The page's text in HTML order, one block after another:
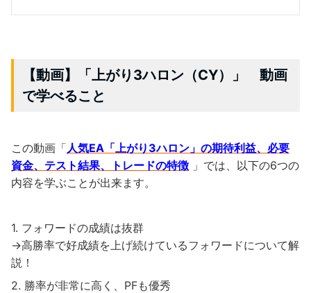
【動画】「上がり3ハロン（CY）」 動画
で学べること
この動画「 人気EA「上がり3ハロン」の期待利益、必要
資金、テスト結果、トレードの特徴 」では、以下の6つの
内容を学ぶことが出来ます。
フォワードの成績は抜群
→高勝率で好成績を上げ続けているフォワードについて解
説！
勝率が非常に高く、PFも優秀